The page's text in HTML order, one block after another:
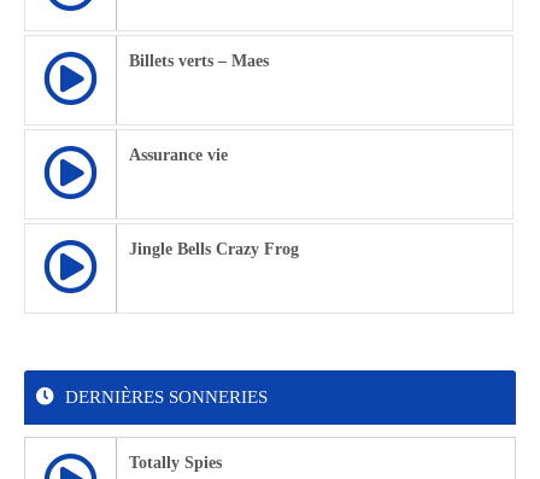
Billets verts – Maes
Assurance vie
Jingle Bells Crazy Frog
DERNIÈRES SONNERIES
Totally Spies